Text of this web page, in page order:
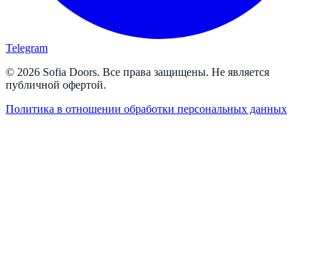
Telegram
© 2026 Sofia Doors. Все права защищены. Не является
публичной офертой.
Политика в отношении обработки персональных данных